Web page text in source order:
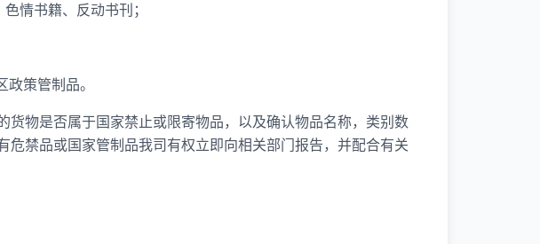
情书籍、反动书刊；
策管制品。
货物是否属于国家禁止或限寄物品，以及确认物品名称，类别数
危禁品或国家管制品我司有权立即向相关部门报告，并配合有关